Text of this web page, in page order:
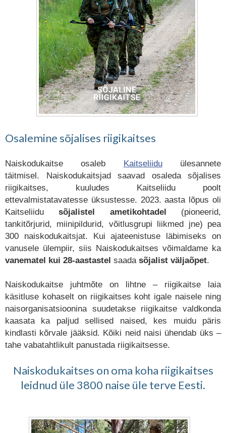
Osalemine sõjalises riigikaitses
Naiskodukaitse osaleb Kaitseliiduülesannete
täitmisel. Naiskodukaitsjad saavad osaleda sõjalises
riigikaitses, kuuludes Kaitseliidu poolt
ettevalmistatavatesse üksustesse. 2023. aasta lõpus oli
Kaitseliidusõjalistel ametikohtadel (pioneerid,
tankitõrjurid, miinipildurid, võitlusgrupi liikmed jne) pea
300 naiskodukaitsjat. Kui ajateenistuse läbimiseks on
vanusele ülempiir, siis Naiskodukaitses võimaldame ka
vanematel kui 28-aastastel saada sõjalist väljaõpet.
Naiskodukaitse juhtmõte on lihtne –riigikaitse laia
käsitluse kohaselt on riigikaitses koht igale naisele ning
naisorganisatsioonina suudetakse riigikaitse valdkonda
kaasata ka paljud sellised naised, kes muidu päris
kindlasti kõrvale jääksid. Kõiki neid naisi ühendab üks –
tahe vabatahtlikult panustada riigikaitsesse.
Naiskodukaitses on oma koha riigikaitses
leidnud üle 3800 naise üle terve Eesti.